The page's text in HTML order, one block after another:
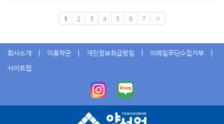
1 2 3 4 5 6 7 »
회사소개 이용약관 개인정보취급방침
이메일무단수집거부
사이트맵